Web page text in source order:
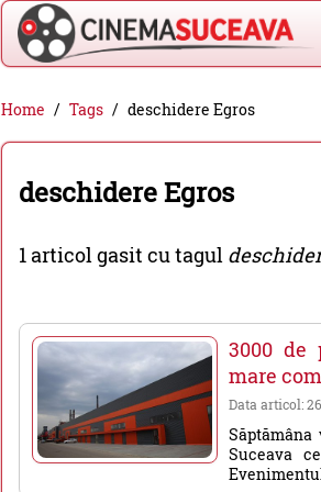
Cinema
Suceava
-
filme
cinema,
evenimente
din
Suceava
Home Tags deschidere Egros
deschidere Egros
1 articol gasit cu tagul
3000 de
mare
Data articol:
Suceava